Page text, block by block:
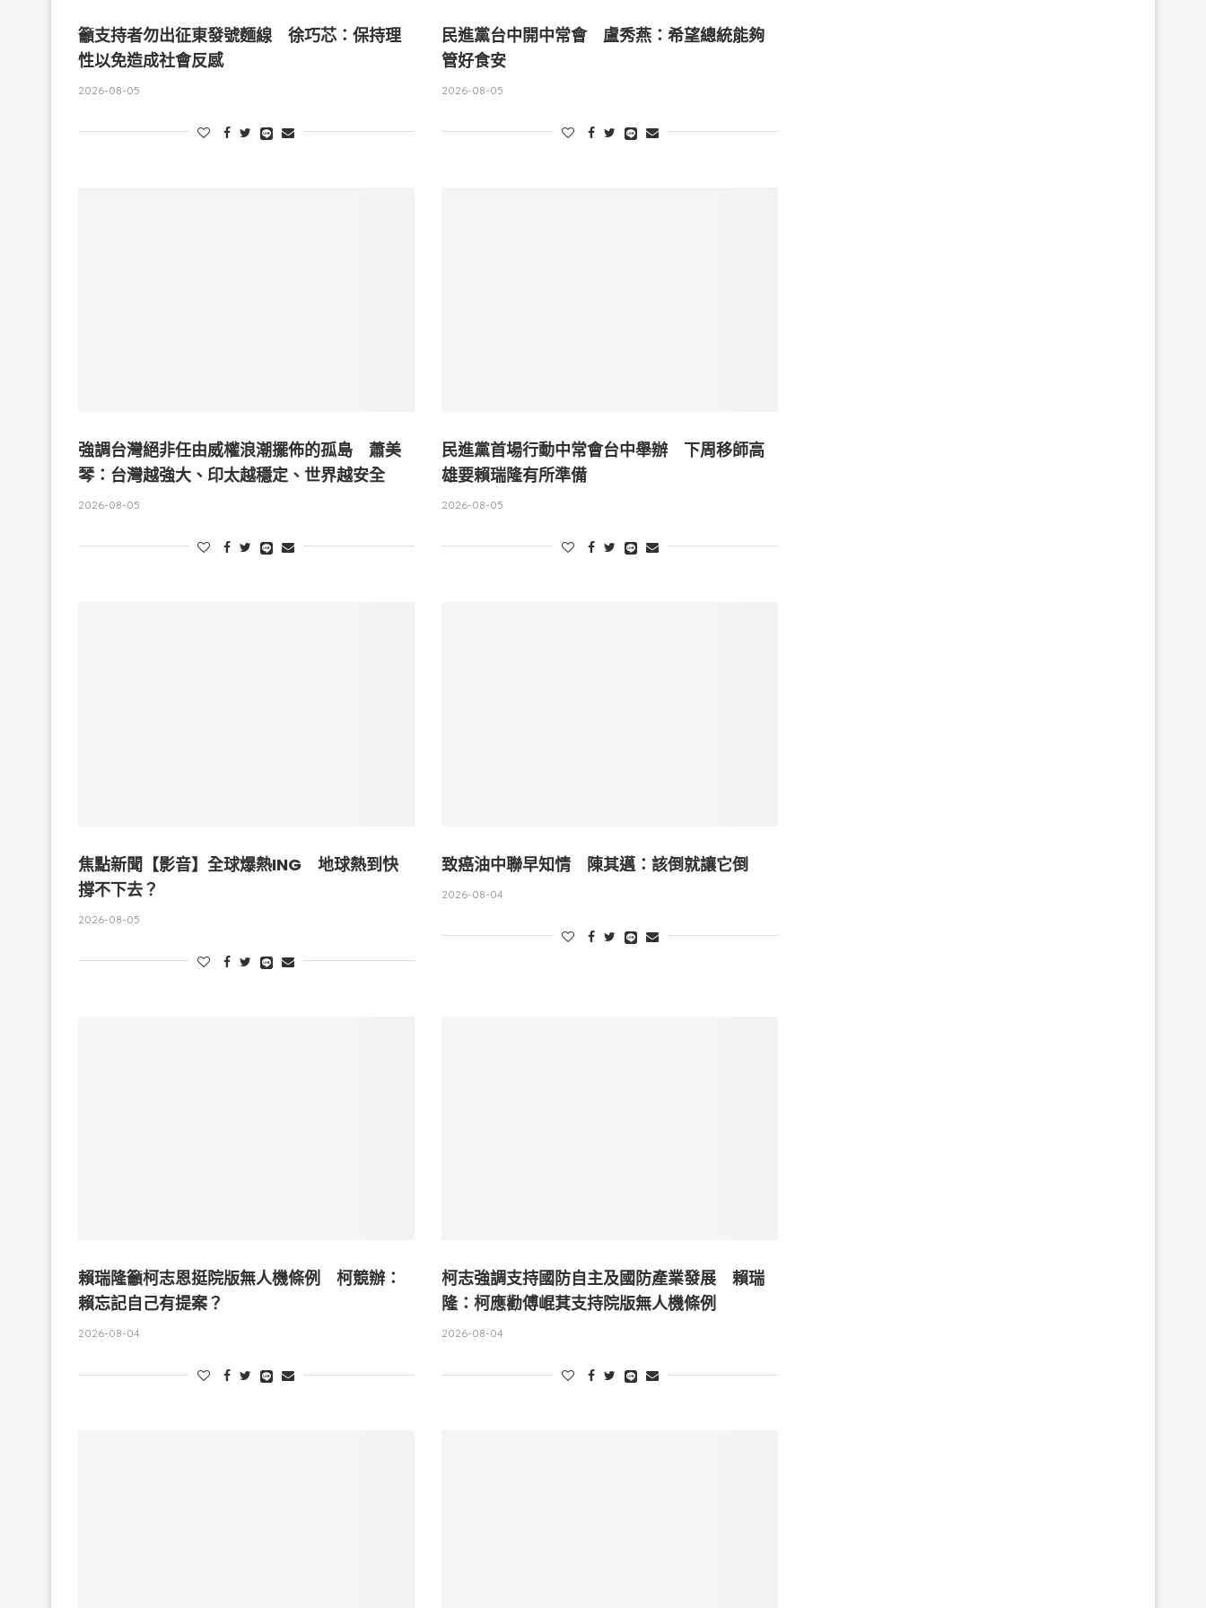
籲支持者勿出征東發號麵線 徐巧芯：保持理
性以免造成社會反感
2026-08-05
民進黨台中開中常會 盧秀燕：希望總統能夠
管好食安
2026-08-05
強調台灣絕非任由威權浪潮擺佈的孤島 蕭美
琴：台灣越強大、印太越穩定、世界越安全
2026-08-05
民進黨首場行動中常會台中舉辦 下周移師高
雄要賴瑞隆有所準備
2026-08-05
焦點新聞【影音】全球爆熱ING 地球熱到快
撐不下去？
2026-08-05
致癌油中聯早知情 陳其邁：該倒就讓它倒
2026-08-04
賴瑞隆籲柯志恩挺院版無人機條例 柯競辦：
賴忘記自己有提案？
2026-08-04
柯志強調支持國防自主及國防產業發展 賴瑞
隆：柯應勸傅崐萁支持院版無人機條例
2026-08-04